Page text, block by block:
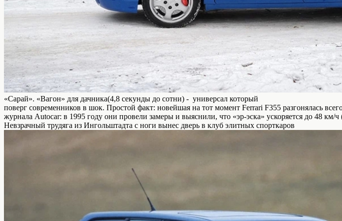
«Сарай». «Вагон» для дачника(4,8 секунды до сотни) - универсал который
поверг современников в шок. Простой факт: новейшая на тот момент Ferrari F355 разгонялась
журнала Autocar: в 1995 году они провели замеры и выяснили, что «эр-эска» ускоряется до 48 км/
Невзрачный трудяга из Ингольштадта с ноги вынес дверь в клуб элитных спорткаров